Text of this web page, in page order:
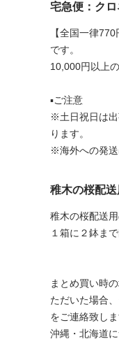
宅急便：クロ
【全国一律
です。
10,000円以上
▪︎ご注意
※土日祝日は
ります。
※海外への発送
稚木の桜配
稚木の桜配送
１箱に２鉢ま
まとめ買い時
ただいた場合
をご連絡致しま
沖縄・北海道